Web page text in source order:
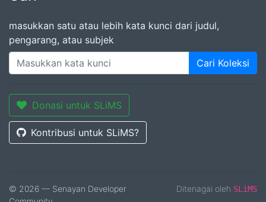
masukkan satu atau lebih kata kunci dari judul,
pengarang, atau subjek
Cari Koleksi
Donasi untuk SLiMS
Kontribusi untuk SLiMS?
© 2026 — Senayan Developer
Ditenagai oleh SLiMS